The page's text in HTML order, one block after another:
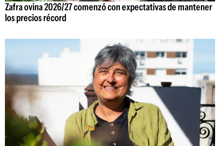
Zafra ovina 2026/27 comenzó con expectativas de mantener
los precios récord